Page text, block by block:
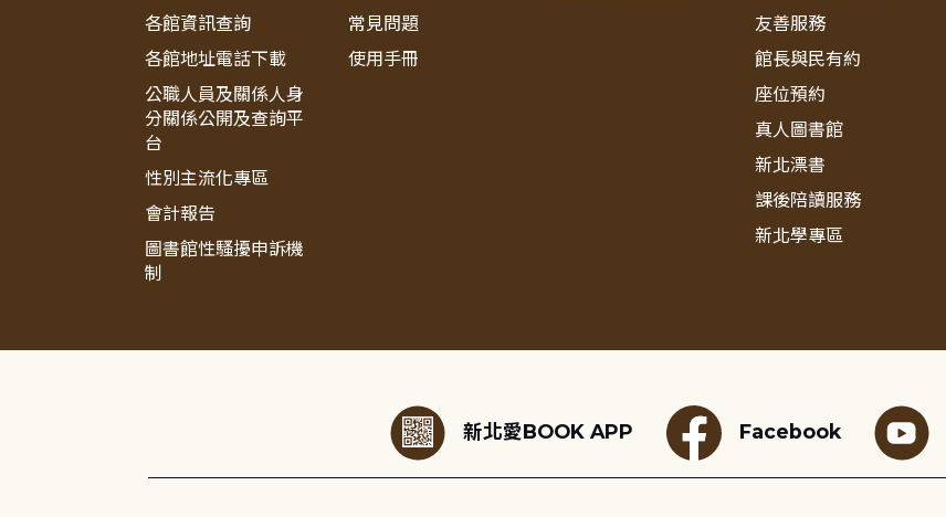
各館資訊查詢
各館地址電話下載
公職人員及關係人身
分關係公開及查詢平
台
性別主流化專區
會計報告
圖書館性騷擾申訴機
制
常見問題
使用手冊
友善服務
館長與民有約
座位預約
真人圖書館
新北漂書
課後陪讀服務
新北學專區
新北愛BOOK APP Facebook